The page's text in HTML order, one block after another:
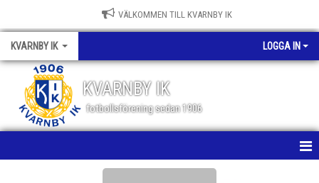
VÄLKOMMEN TILL KVARNBY IK
KVARNBY IK LOGGA IN
KVARNBY IK
fotbollsförening sedan 1906